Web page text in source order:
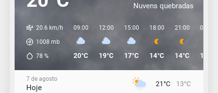
Nuvens quebradas
20.6 km/h
1008 mb
78 %
09:00
20°C
12:00
19°C
15:00
17°C
18:00
14°C
21:00
14°C
00:00
13°C
7 de agosto
Hoje 21°C 13°C